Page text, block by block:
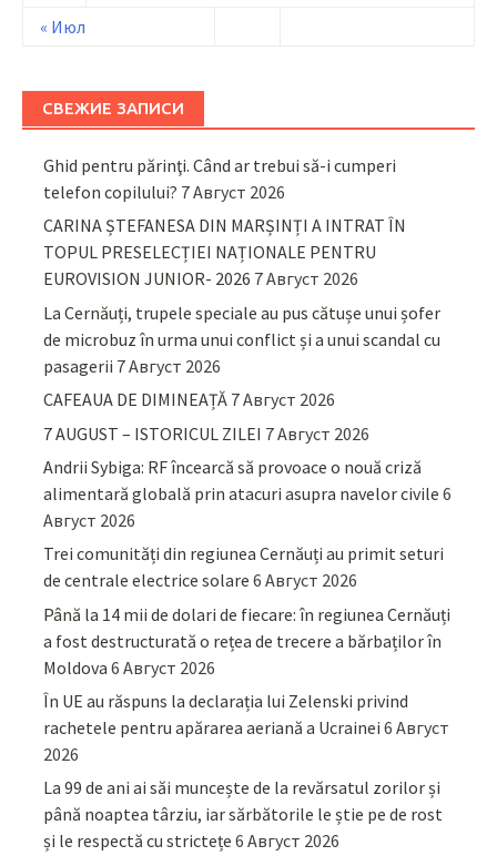
« Июл
СВЕЖИЕ ЗАПИСИ
Ghid pentru părinţi. Când ar trebui să-i cumperi
telefon copilului? 7 Август 2026
CARINA ȘTEFANESA DIN MARȘINȚI A INTRAT ÎN
TOPUL PRESELECȚIEI NAȚIONALE PENTRU
EUROVISION JUNIOR- 2026 7 Август 2026
La Cernăuți, trupele speciale au pus cătușe unui șofer
de microbuz în urma unui conflict și a unui scandal cu
pasagerii 7 Август 2026
CAFEAUA DE DIMINEAȚĂ 7 Август 2026
7 AUGUST – ISTORICUL ZILEI 7 Август 2026
Andrii Sybiga: RF încearcă să provoace o nouă criză
alimentară globală prin atacuri asupra navelor civile 6
Август 2026
Trei comunități din regiunea Cernăuți au primit seturi
de centrale electrice solare 6 Август 2026
Până la 14 mii de dolari de fiecare: în regiunea Cernăuți
a fost destructurată o rețea de trecere a bărbaților în
Moldova 6 Август 2026
În UE au răspuns la declarația lui Zelenski privind
rachetele pentru apărarea aeriană a Ucrainei 6 Август
2026
La 99 de ani ai săi muncește de la revărsatul zorilor și
până noaptea târziu, iar sărbătorile le știe pe de rost
și le respectă cu strictețe 6 Август 2026